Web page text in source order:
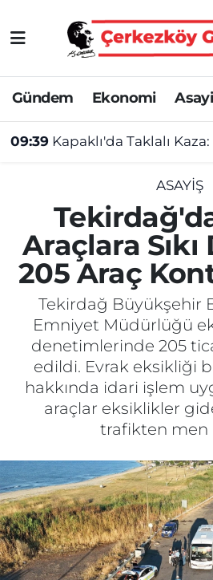
Gündem Ekonomi
09:39 Kapaklı'da Taklalı Kaza:
ASAYIŞ
Araçlara
205 Araç
Tekirdağ Büyükşehir
Emniyet Müdürlüğü
denetimlerinde 205
edildi. Evrak eksikliği
hakkında idari işlem
araçlar eksiklikler
trafikten men
Asayiş
Ekonomi
Gündem
Kültür&Sanat
Manşet
SAĞLIK
Spor
Gizlilik Sözleşmesi
Künye
Topluluk Kuralları
Yayın İlkeleri
Tekirdağ Nöbetçi
Tekirdağ Hava Durumu
Tekirdağ Namaz
Tekirdağ Trafik
Süper Lig Puan
Tüm Manşetler
Son Dakika Haberleri
Haber Arşivi